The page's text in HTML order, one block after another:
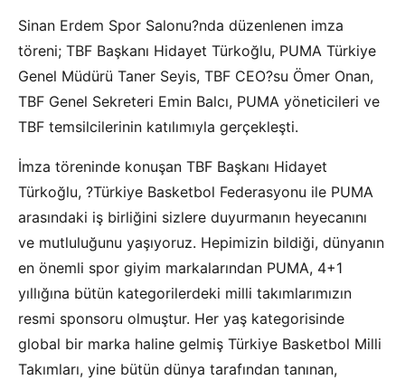
Sinan Erdem Spor Salonu?nda düzenlenen imza
töreni; TBF Başkanı Hidayet Türkoğlu, PUMA Türkiye
Genel Müdürü Taner Seyis, TBF CEO?su Ömer Onan,
TBF Genel Sekreteri Emin Balcı, PUMA yöneticileri ve
TBF temsilcilerinin katılımıyla gerçekleşti.
İmza töreninde konuşan TBF Başkanı Hidayet
Türkoğlu, ?Türkiye Basketbol Federasyonu ile PUMA
arasındaki iş birliğini sizlere duyurmanın heyecanını
ve mutluluğunu yaşıyoruz. Hepimizin bildiği, dünyanın
en önemli spor giyim markalarından PUMA, 4+1
yıllığına bütün kategorilerdeki milli takımlarımızın
resmi sponsoru olmuştur. Her yaş kategorisinde
global bir marka haline gelmiş Türkiye Basketbol Milli
Takımları, yine bütün dünya tarafından tanınan,